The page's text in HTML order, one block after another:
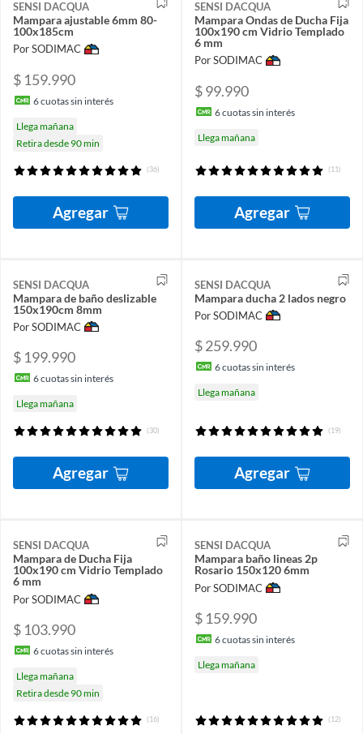
SENSI DACQUA
Mampara ajustable 6mm 80-
100x185cm
Por SODIMAC
$ 159.990
6cuotas sin interés
Llega mañana
Retira desde 90 min
(36)
Agregar
SENSI DACQUA
Mampara Ondas de Ducha Fija
100x190 cm Vidrio Templado
6 mm
Por SODIMAC
$ 99.990
6cuotas sin interés
Llega mañana
(11)
Agregar
SENSI DACQUA
Mampara de baño deslizable
150x190cm 8mm
Por SODIMAC
$ 199.990
6cuotas sin interés
Llega mañana
(30)
Agregar
SENSI DACQUA
Mampara ducha 2 lados negro
Por SODIMAC
$ 259.990
6cuotas sin interés
Llega mañana
(19)
Agregar
SENSI DACQUA
Mampara de Ducha Fija
100x190 cm Vidrio Templado
6 mm
Por SODIMAC
$ 103.990
6cuotas sin interés
Llega mañana
Retira desde 90 min
(16)
SENSI DACQUA
Mampara baño lineas 2p
Rosario 150x120 6mm
Por SODIMAC
$ 159.990
6cuotas sin interés
Llega mañana
(12)